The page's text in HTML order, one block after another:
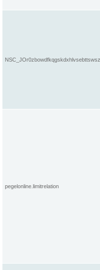
pegelonline.limitrelation